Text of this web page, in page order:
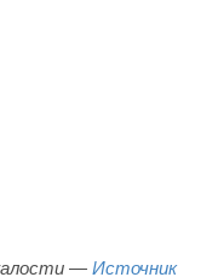
— Источник